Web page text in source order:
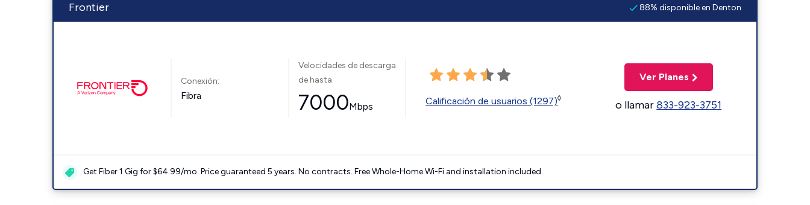
Frontier 88% disponible en Denton
Conexión:
Fibra
Velocidades de descarga
de hasta
7000Mbps Calificación de usuarios (1297)◊
Ver Planes
o llamar833-923-3751
Get Fiber 1 Gig for $64.99/mo. Price guaranteed 5 years. No contracts. Free Whole-Home Wi-Fi and installation included.